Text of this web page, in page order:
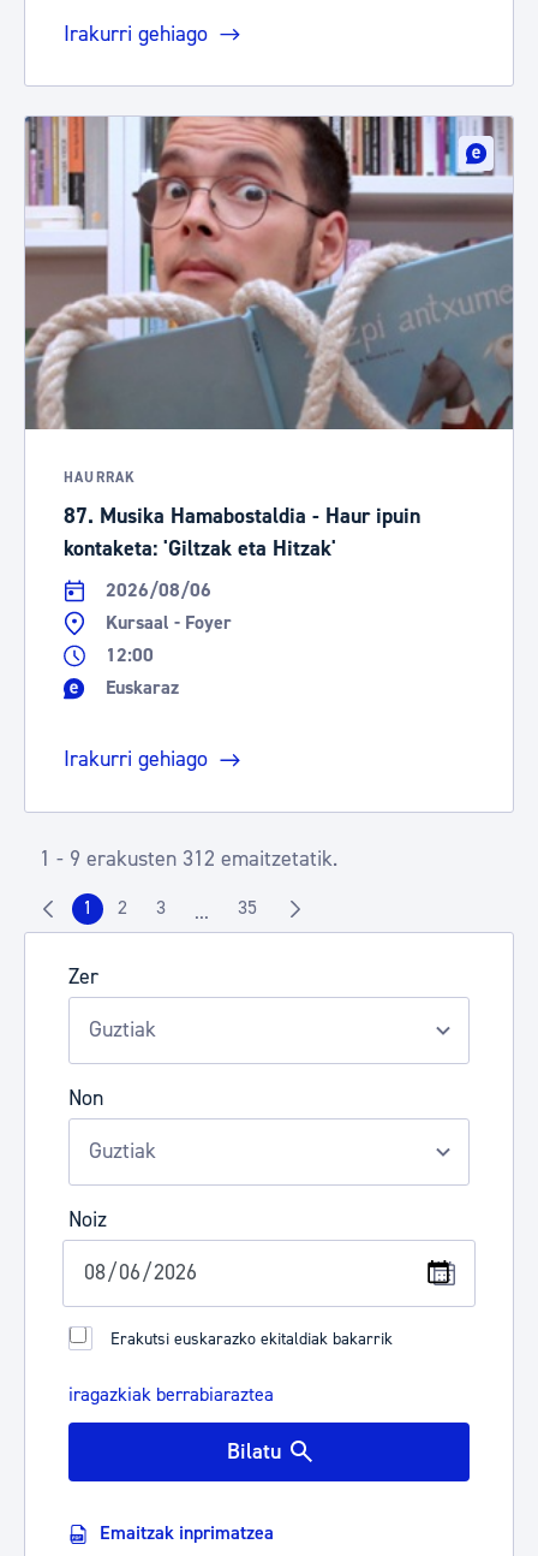
Zer
Non
Noiz
Erakutsi euskarazko ekitaldiak bakarrik
iragazkiak berrabiaraztea
Bilatu
Emaitzak inprimatzea
Irakurri gehiago
HAURRAK
87. Musika Hamabostaldia - Haur ipuin
kontaketa: 'Giltzak eta Hitzak'
2026/08/06
Kursaal - Foyer
12:00
Euskaraz
Irakurri gehiago
1 - 9 erakusten 312 emaitzetatik.
Orrialdea
1 Orrialdea
2 Orrialdea
3 ...Intermediate Pages Use TAB to navigate.
Orrialdea
35